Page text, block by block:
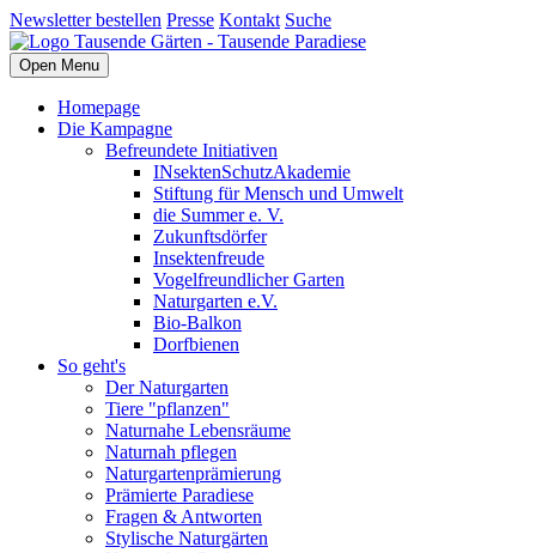
Newsletter bestellen Presse Kontakt Suche
Open Menu
Homepage
Die Kampagne
Befreundete Initiativen
INsektenSchutzAkademie
Stiftung für Mensch und Umwelt
die Summer e. V.
Zukunftsdörfer
Insektenfreude
Vogelfreundlicher Garten
Naturgarten e.V.
Bio-Balkon
Dorfbienen
So geht's
Der Naturgarten
Tiere "pflanzen"
Naturnahe Lebensräume
Naturnah pflegen
Naturgartenprämierung
Prämierte Paradiese
Fragen & Antworten
Stylische Naturgärten